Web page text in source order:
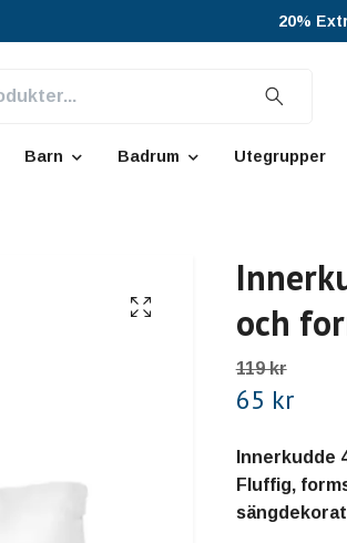
20%
Barn Badrum Utegrupper
och
119 kr
65 kr
Innerkudde
Fluffig,